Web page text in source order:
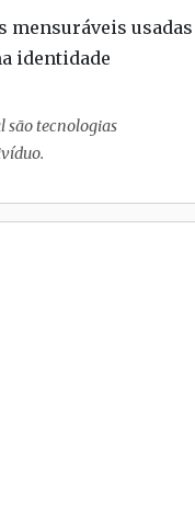
mensuráveis usadas
identidade
são tecnologias